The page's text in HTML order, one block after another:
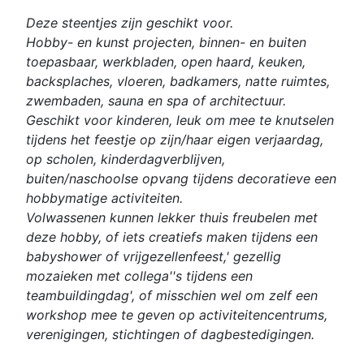
Deze steentjes zijn geschikt voor.
Hobby- en kunst projecten, binnen- en buiten
toepasbaar, werkbladen, open haard, keuken,
backsplaches, vloeren, badkamers, natte ruimtes,
zwembaden, sauna en spa of architectuur.
Geschikt voor kinderen, leuk om mee te knutselen
tijdens het feestje op zijn/haar eigen verjaardag,
op scholen, kinderdagverblijven,
buiten/naschoolse opvang tijdens decoratieve een
hobbymatige activiteiten.
Volwassenen kunnen lekker thuis freubelen met
deze hobby, of iets creatiefs maken tijdens een
babyshower of vrijgezellenfeest,' gezellig
mozaieken met collega''s tijdens een
teambuildingdag', of misschien wel om zelf een
workshop mee te geven op activiteitencentrums,
verenigingen, stichtingen of dagbestedigingen.